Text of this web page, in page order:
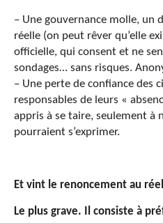
– Une gouvernance molle, un
réelle (on peut rêver qu’elle
officielle, qui consent et ne
sondages… sans risques.
– Une perte de confiance des
responsables de leurs «
appris à se taire, seulement à
pourraient s’exprimer.
Et vint le renoncement au
Le plus grave. Il consiste à